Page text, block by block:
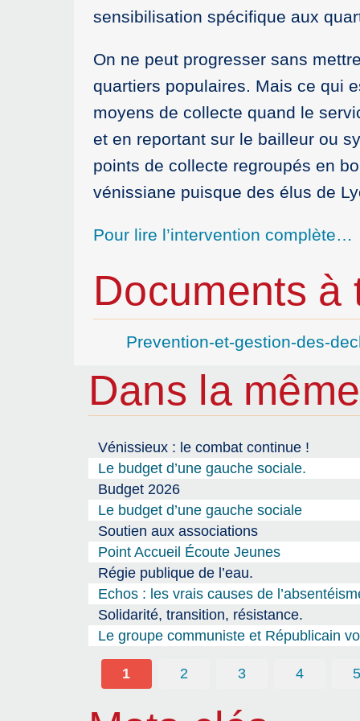
sensibilisation spécifique aux
On ne peut progresser sans
quartiers populaires. Mais ce qui
moyens de collecte quand le
et en reportant sur le bailleur ou
points de collecte regroupés en
vénissiane puisque des élus de
Pour lire l’intervention complète…
Documents à
Prevention-et-gestion-des-
Dans la
Vénissieux : le combat continue !
Le budget d’une gauche sociale.
Budget 2026
Le budget d’une gauche sociale
Soutien aux associations
Point Accueil Écoute Jeunes
Régie publique de l’eau.
Echos : les vrais causes de
Solidarité, transition, résistance.
Le groupe communiste et Républicain
1 2 3 4